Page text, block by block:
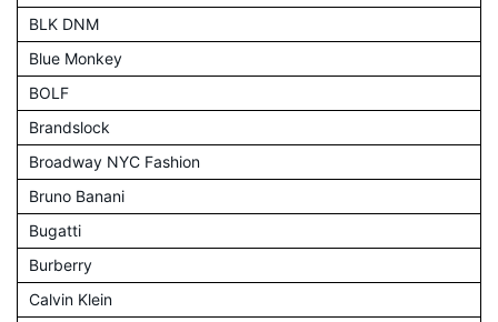
BLK DNM
Blue Monkey
BOLF
Brandslock
Broadway NYC Fashion
Bruno Banani
Bugatti
Burberry
Calvin Klein